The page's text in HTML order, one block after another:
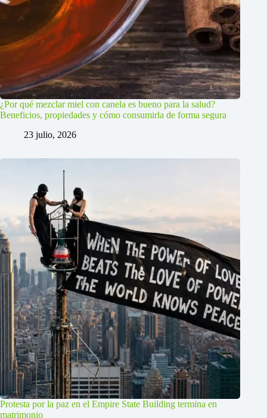
¿Por qué mezclar miel con canela es bueno para la salud?
Beneficios, propiedades y cómo consumirla de forma segura
23 julio, 2026
Protesta por la paz en el Empire State Building termina en
matrimonio